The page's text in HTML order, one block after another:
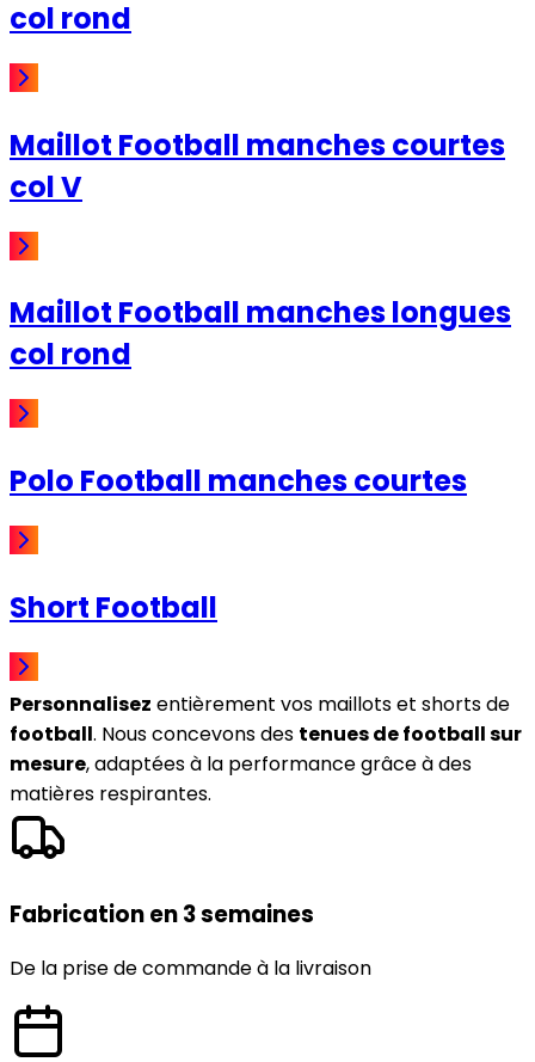
col rond
Maillot Football manches courtes
col V
Maillot Football manches longues
col rond
Polo Football manches courtes
Short Football
Personnalisez entièrement vos maillots et shorts de
football. Nous concevons des tenues de football sur
mesure, adaptées à la performance grâce à des
matières respirantes.
Fabrication en 3 semaines
De la prise de commande à la livraison